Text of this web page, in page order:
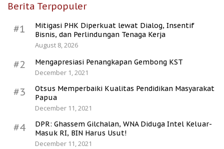
Berita Terpopuler
#1
Mitigasi PHK Diperkuat lewat Dialog, Insentif
Bisnis, dan Perlindungan Tenaga Kerja
August 8, 2026
#2
Mengapresiasi Penangkapan Gembong KST
December 1, 2021
#3
Otsus Memperbaiki Kualitas Pendidikan Masyarakat
Papua
December 11, 2021
#4
DPR: Ghassem Gilchalan, WNA Diduga Intel Keluar-
Masuk RI, BIN Harus Usut!
December 11, 2021